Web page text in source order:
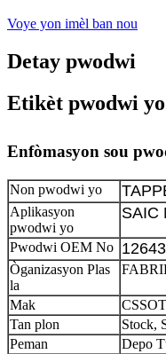
Voye yon imèl ban nou
Detay pwodwi
Etikèt pwodwi yo
Enfòmasyon sou
Non pwodwi yo
Aplikasyon
pwodwi yo
SAIC
Pwodwi OEM No
Òganizasyon Plas
la
Mak
Tan plon
Stock,
Peman
Depo